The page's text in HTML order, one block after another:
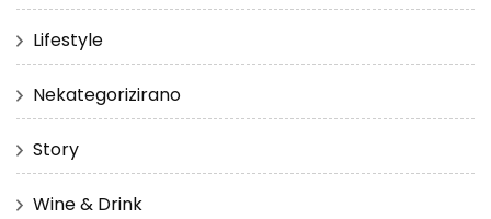
Lifestyle
Nekategorizirano
Story
Wine & Drink